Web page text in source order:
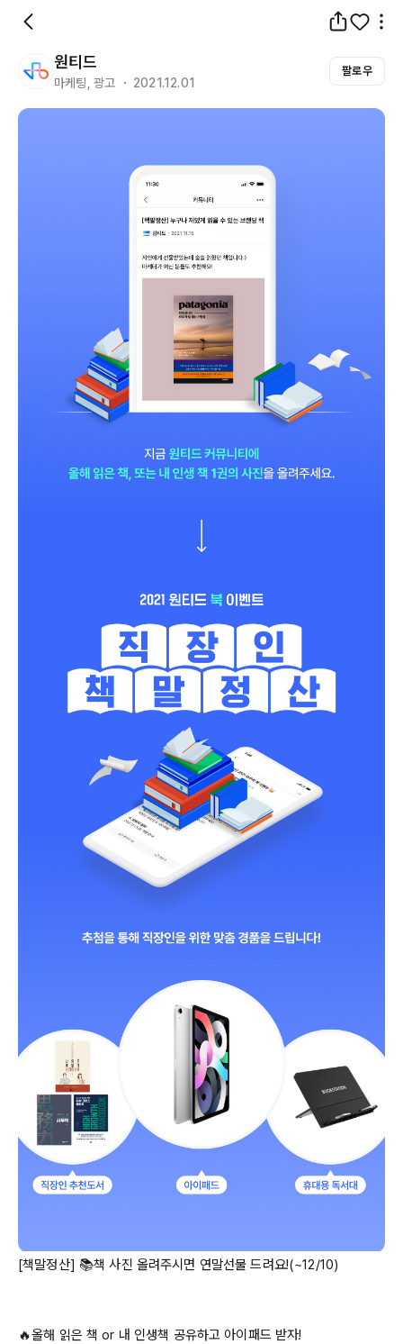
원티드
마케팅, 광고 ・ 2021.12.01
팔로우
[책말정산] 📚책 사진 올려주시면 연말선물 드려요!(~12/10)
🔥올해 읽은 책 or 내 인생책 공유하고 아이패드 받자!